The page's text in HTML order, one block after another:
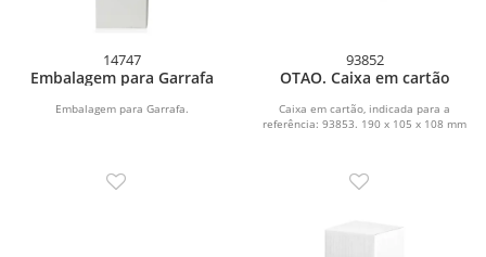
14747
Embalagem para Garrafa
Embalagem para Garrafa.
93852
OTAO. Caixa em cartão
Caixa em cartão, indicada para a
referência: 93853. 190 x 105 x 108 mm